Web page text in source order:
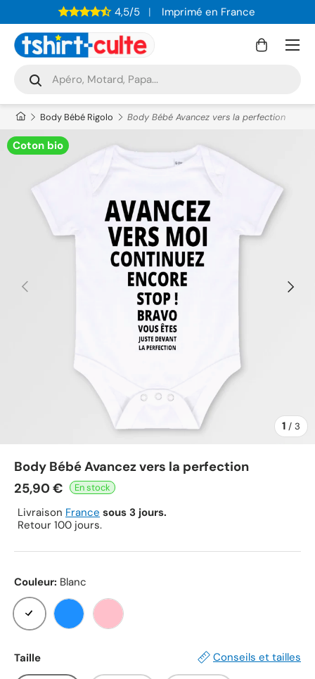
ALLER AU CONTENU
4,5/5 Imprimé en France
Recherche
Rechercher
Panier
Menu
Body Bébé Rigolo Body Bébé Avancez vers la perfection
Coton bio
PRÉCÉDENT
1 / de
3
Body Bébé Avancez vers la perfection
25,90 €
Livraison France sous 3 jours.
Retour 100 jours.
Taille Conseils et tailles
Couleur: Blanc
Blanc Bleu Rose